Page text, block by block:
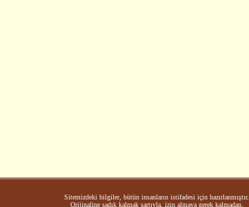
Sitemizdeki bilgiler, bütün insanların istifadesi için hazırlanmıştır.
Orijinaline sadık kalmak şartıyla, izin almaya gerek kalmadan,